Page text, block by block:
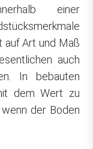
einer
auf Art und Maß
auch
In bebauten
dem Wert zu
der Boden